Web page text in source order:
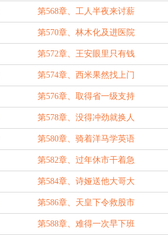
第568章、工人半夜来讨薪
第570章、林木化及进医院
第572章、王安眼里只有钱
第574章、西米果然找上门
第576章、取得省一级支持
第578章、没得冲劲就换人
第580章、骑着洋马学英语
第582章、过年休市干着急
第584章、诗娅送他大哥大
第586章、天皇下令救股市
第588章、难得一次早下班